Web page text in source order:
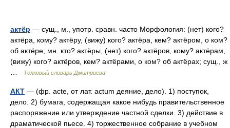
актёр — сущ., м., употр. сравн. часто Морфология: (нет) кого?
актёра, кому? актёру, (вижу) кого? актёра, кем? актёром, о ком?
об актёре; мн. кто? актёры, (нет) кого? актёров, кому? актёрам,
(вижу) кого? актёров, кем? актёрами, о ком? об актёрах; сущ., ж
Толковый словарь Дмитриева
АКТ — (фр. acte, от лат. actum деяние, дело). 1) поступок,
дело. 2) бумага, содержащая какое нибудь правительственное
распоряжение или утверждение частной сделки. 3) действие в
драматической пьесе. 4) торжественное собрание в учебном